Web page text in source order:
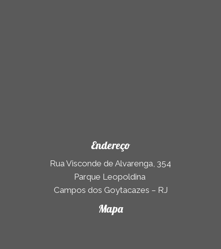
Endereço
Rua Visconde de Alvarenga, 354
Parque Leopoldina
Campos dos Goytacazes – RJ
Mapa